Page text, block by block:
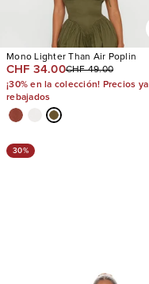
Mono Lighter Than Air Poplin
CHF 34.00CHF 49.00
¡30% en la colección! Precios ya
rebajados
30%